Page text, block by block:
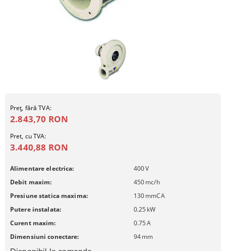
Preţ, fără TVA:
2.843,70 RON
Pret, cu TVA:
3.440,88 RON
Alimentare electrica: 400V
Debit maxim:
450mc/h
Presiune statica maxima:
130mmCA
Putere instalata:
0.25 kW
Curent maxim:
0.75A
Dimensiuni conectare:
94mm